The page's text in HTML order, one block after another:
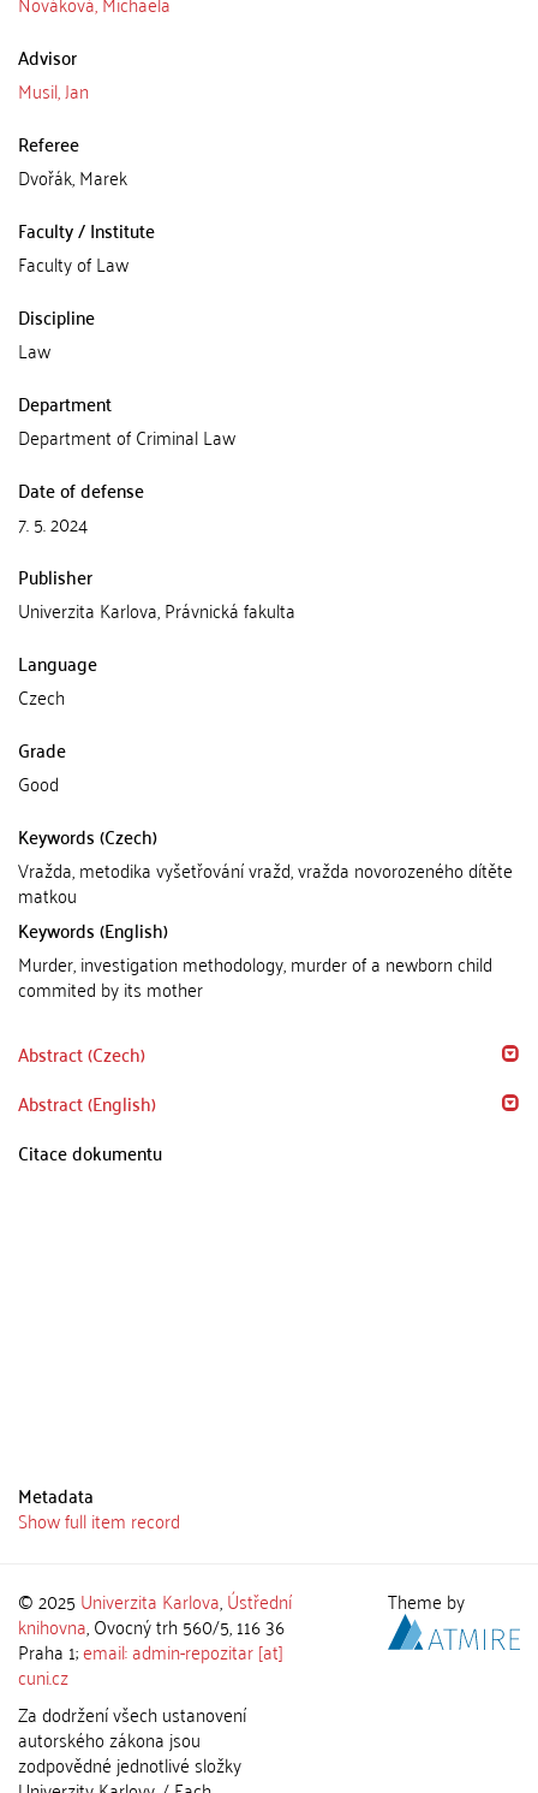
Advisor
Musil, Jan
Referee
Dvořák, Marek
Faculty / Institute
Faculty of Law
Discipline
Law
Department
Department of Criminal Law
Date of defense
7. 5. 2024
Publisher
Univerzita Karlova, Právnická fakulta
Language
Czech
Grade
Good
Keywords (Czech)
Vražda, metodika vyšetřování vražd, vražda novorozeného dítěte
matkou
Keywords (English)
Murder, investigation methodology, murder of a newborn child
commited by its mother
Abstract (Czech)
Abstract (English)
Citace dokumentu
Metadata
Show full item record
© 2025 Univerzita Karlova,Ústřední
knihovna, Ovocný trh 560/5, 116 36
Praha 1;email: admin-repozitar [at]
cuni.cz
Za dodržení všech ustanovení
autorského zákona jsou
zodpovědné jednotlivé složky
Theme by